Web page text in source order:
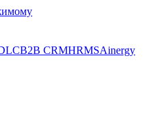
B2B CRMHRMSAinergy